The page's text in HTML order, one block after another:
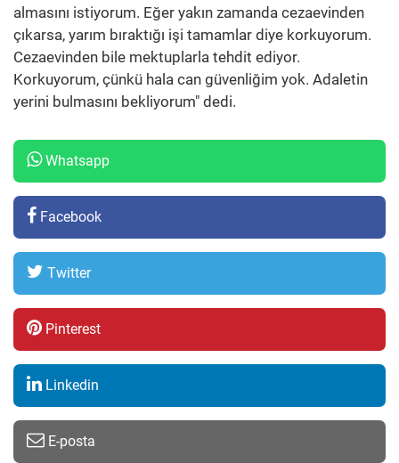
almasını istiyorum. Eğer yakın zamanda cezaevinden
çıkarsa, yarım bıraktığı işi tamamlar diye korkuyorum.
Cezaevinden bile mektuplarla tehdit ediyor.
Korkuyorum, çünkü hala can güvenliğim yok. Adaletin
yerini bulmasını bekliyorum" dedi.
Whatsapp
Facebook
Twitter
Pinterest
Linkedin
E-posta